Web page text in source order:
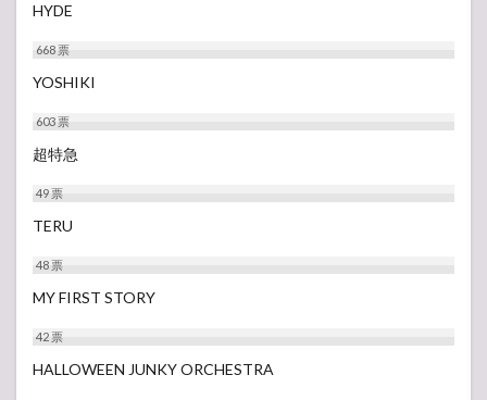
HYDE
668票
YOSHIKI
603票
超特急
49票
TERU
48票
MY FIRST STORY
42票
HALLOWEEN JUNKY ORCHESTRA